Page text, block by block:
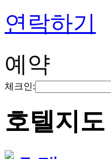
연락하기
예약
체크인:
호텔지도